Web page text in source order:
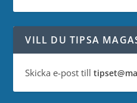
VILL DU TIPSA
Skicka e-post till